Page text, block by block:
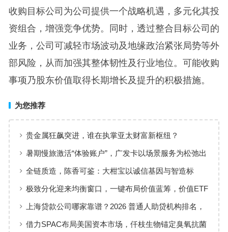
收购目标公司为公司提供一个战略机遇，多元化其投
资组合，增强竞争优势。同时，透过整合目标公司的
业务，公司可减轻市场波动及地缘政治紧张局势等外
部风险，从而加强其整体韧性及行业地位。可能收购
事项乃股东价值取得长期增长及提升的积极措施。
为您推荐
贵金属狂飙突进，谁在执掌亚太财富新枢纽？
暑期慢旅激活“体验账户”，广发卡以场景服务为松弛出
行添彩
全链质造，陈香可鉴：大柑宝以诚信基因与智造标
准，定义新会陈皮高质量发展
极致分化迎来均衡窗口，一键布局价值蓝筹，价值ETF
华夏火热开售
上海贷款公司哪家靠谱？2026 普通人助贷机构排名，
工薪族借钱选择指南
借力SPAC布局美国资本市场，仟枝生物锚定臭氧抗菌